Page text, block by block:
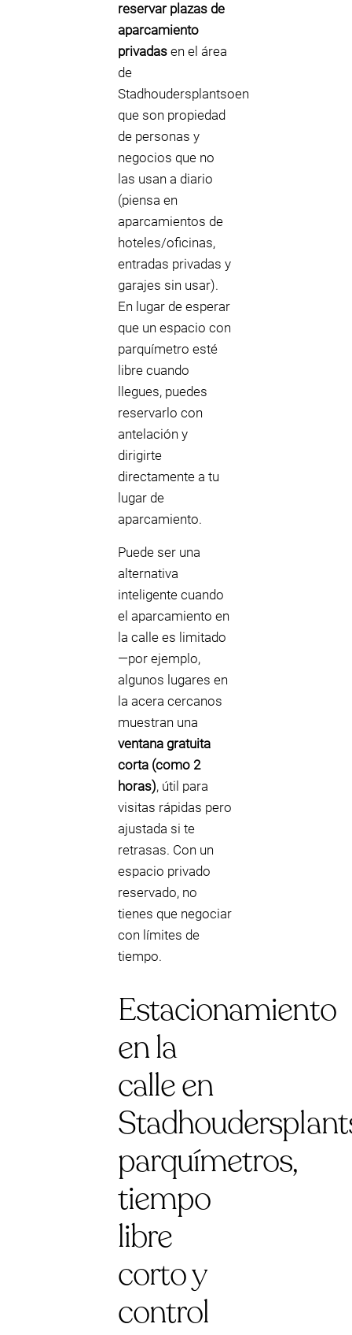
reservar plazas de
aparcamiento
privadas en el área
de
Stadhoudersplantsoen
que son propiedad
de personas y
negocios que no
las usan a diario
(piensa en
aparcamientos de
hoteles/oficinas,
entradas privadas y
garajes sin usar).
En lugar de esperar
que un espacio con
parquímetro esté
libre cuando
llegues, puedes
reservarlo con
antelación y
dirigirte
directamente a tu
lugar de
aparcamiento.
Puede ser una
alternativa
inteligente cuando
el aparcamiento en
la calle es limitado
—por ejemplo,
algunos lugares en
la acera cercanos
muestran una
ventana gratuita
corta (como 2
horas), útil para
visitas rápidas pero
ajustada si te
retrasas. Con un
espacio privado
reservado, no
tienes que negociar
con límites de
tiempo.
Estacionamiento
en la
calle en
parquímetros,
tiempo
libre
corto y
control